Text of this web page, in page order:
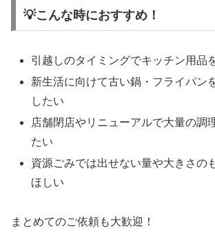
💡こんな時におすすめ！
引越しのタイミングでキッチン用品
新生活に向けて古い鍋・フライパン
したい
店舗閉店やリニューアルで大量の調
たい
資源ごみでは出せない量や大きさの
ほしい
まとめてのご依頼も大歓迎！